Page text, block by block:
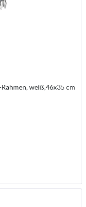
weiß,46x35 cm